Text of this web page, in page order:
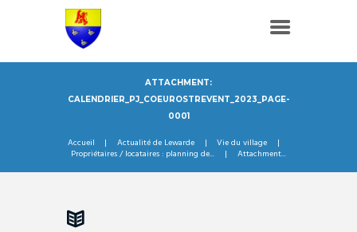
ATTACHMENT:
CALENDRIER_PJ_COEUROSTREVENT_2023_PAGE-
0001
Accueil Actualité de Lewarde
Vie du village
Propriétaires / locataires : planning de...
Attachment...